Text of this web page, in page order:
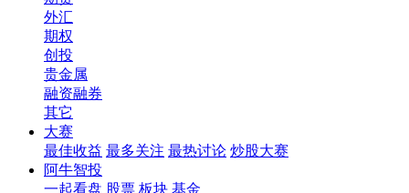
外汇
期权
创投
贵金属
融资融券
其它
大赛
最佳收益 最多关注 最热讨论 炒股大赛
阿牛智投
一起看盘 股票 板块 基金